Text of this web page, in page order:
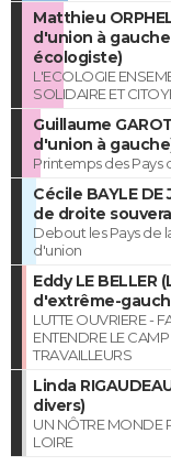
Matthieu
d'union à
écologiste)
L'ECOLOGIE
SOLIDAIRE ET
Guillaume
d'union à
Printemps des Pays
Cécile BAYLE DE
de droite
Debout les Pays de
d'union
Eddy LE BELLER
d'extrême-
LUTTE OUVRIERE -
ENTENDRE LE
TRAVAILLEURS
Linda
divers)
UN NÔTRE MONDE
LOIRE